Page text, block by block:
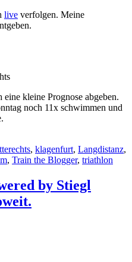
live verfolgen. Meine
kleine Prognose abgeben.
noch 11x schwimmen und
, klagenfurt, Langdistanz,
, Train the Blogger, triathlon
by Stiegl